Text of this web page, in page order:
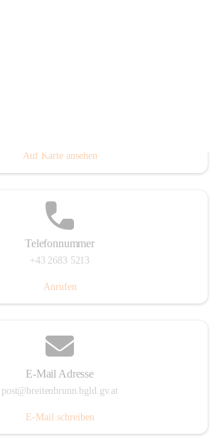
Auf Karte ansehen
Telefonnummer
+43 2683 5213
Anrufen
E-Mail Adresse
post@breitenbrunn.bgld.gv.at
E-Mail schreiben